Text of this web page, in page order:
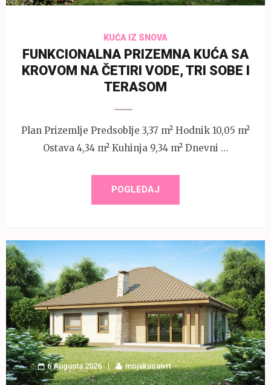
KUĆA IZ SNOVA
FUNKCIONALNA PRIZEMNA KUĆA SA
KROVOM NA ČETIRI VODE, TRI SOBE I
TERASOM
Plan Prizemlje Predsoblje 3,37 m² Hodnik 10,05 m²
Ostava 4,34 m² Kuhinja 9,34 m² Dnevni …
POGLEDAJ
6 Augusta 2026 mojakucaivrt